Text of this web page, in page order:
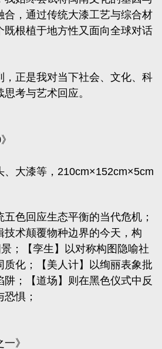
合，通过传统大漆工艺与综合材
既根植于地方性又面向全球对话
，正是我对当下社会、文化、科
考与艺术回应。
、大漆等，210cm×152cm×5cm
五色回应生态平衡的当代危机；
技术颠覆物种边界的今天，构
景；【孪生】以对称构图隐喻社
质化；【美人计】以绚丽表象批
阱；【道场】则在黑色仪式中反
惧；
》